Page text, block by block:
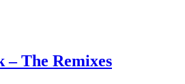
– The Remixes